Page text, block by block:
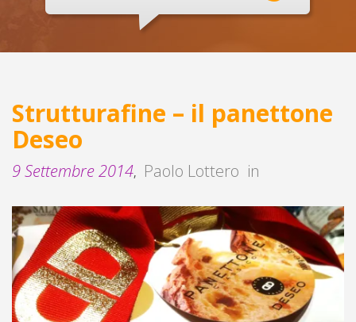
Blog
Strutturafine – il panettone
Deseo
9 Settembre 2014, Paolo Lottero in